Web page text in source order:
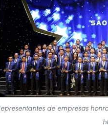
de empresas